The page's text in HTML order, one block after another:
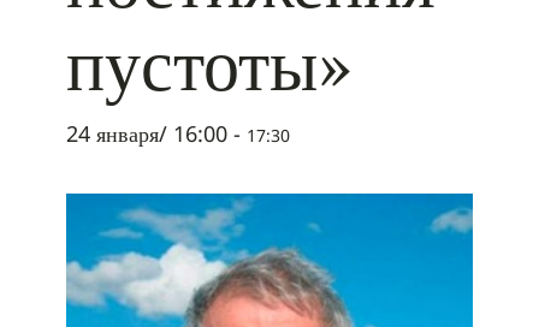
пустоты»
24 января/ 16:00 - 17:30